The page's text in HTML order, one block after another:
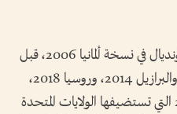
وبدأت رحلة الحارس المخضرم مع المونديال في نسخة ألمانيا 2006، قبل
أن يشارك في جنوب أفريقيا 2010، والبرازيل 2014، وروسيا 2018،
وقطر 2022، ثم أضاف نسخة 2026 التي تستضيفها الولايات المتحدة